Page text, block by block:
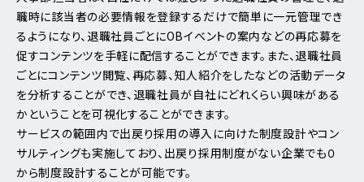
職時に該当者の必要情報を登録するだけで簡単に一元管理でき
るようになり、退職社員ごとにOBイベントの案内などの再応募を
促すコンテンツを手軽に配信することができます。また、退職社員
ごとにコンテンツ閲覧、再応募、知人紹介をしたなどの活動データ
を分析することができ、退職社員が自社にどれくらい興味がある
かということを可視化することができます。
サービスの範囲内で出戻り採用の導入に向けた制度設計やコン
サルティングも実施しており、出戻り採用制度がない企業でも０
から制度設計することが可能です。